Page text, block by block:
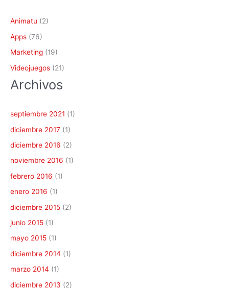
Animatu (2)
Apps (76)
Marketing (19)
Videojuegos (21)
Archivos
septiembre 2021 (1)
diciembre 2017 (1)
diciembre 2016 (2)
noviembre 2016 (1)
febrero 2016 (1)
enero 2016 (1)
diciembre 2015 (2)
junio 2015 (1)
mayo 2015 (1)
diciembre 2014 (1)
marzo 2014 (1)
diciembre 2013 (2)